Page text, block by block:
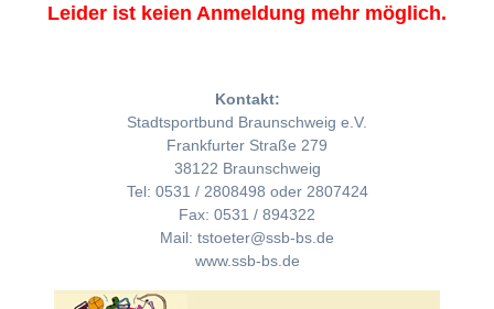
Leider ist keien Anmeldung mehr möglich.
Kontakt:
Stadtsportbund Braunschweig e.V.
Frankfurter Straße 279
38122 Braunschweig
Tel: 0531 / 2808498 oder 2807424
Fax: 0531 / 894322
Mail: tstoeter@ssb-bs.de
www.ssb-bs.de